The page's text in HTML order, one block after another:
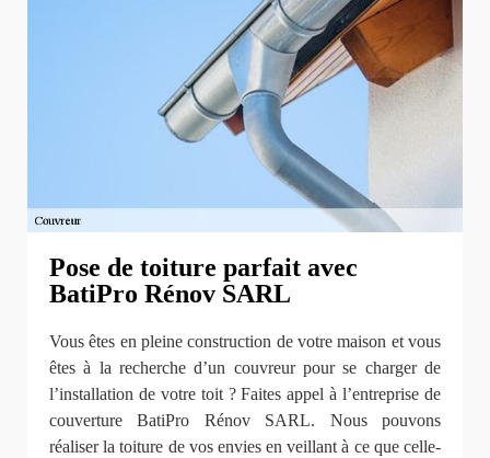
Pose de toiture parfait avec
BatiPro Rénov SARL
Vous êtes en pleine construction de votre maison et vous
êtes à la recherche d’un couvreur pour se charger de
l’installation de votre toit ? Faites appel à l’entreprise de
couverture BatiPro Rénov SARL. Nous pouvons
réaliser la toiture de vos envies en veillant à ce que celle-